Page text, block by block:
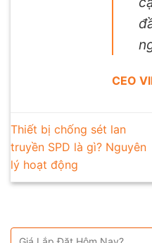
CEO
Thiết bị chống sét lan
truyền SPD là gì? Nguyên
lý hoạt động